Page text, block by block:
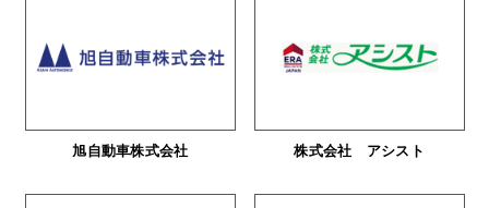
旭自動車株式会社 株式会社 アシスト